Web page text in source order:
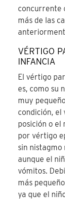
concurrente
más de las
VÉRTIGO
INFANCIA
El vértigo
es, como su
muy
condición, el
posición o el
por vértigo
sin nistagmo
aunque el
vómitos.
más
ya que el